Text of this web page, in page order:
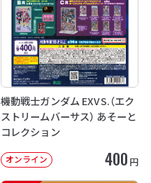
機動戦士ガンダム EXVS.（エク
ストリームバーサス） あそーと
コレクション
オンライン 400 円